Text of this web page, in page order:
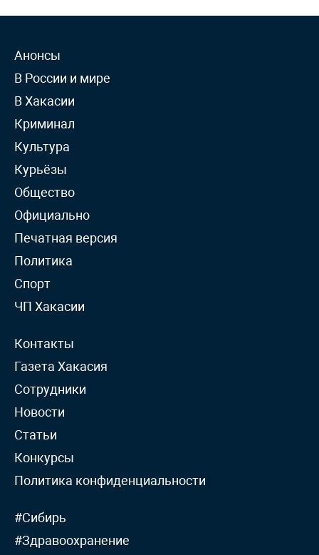
Анонсы
В России и мире
В Хакасии
Криминал
Культура
Курьёзы
Общество
Официально
Печатная версия
Политика
Спорт
ЧП Хакасии
Контакты
Газета Хакасия
Сотрудники
Новости
Статьи
Конкурсы
Политика конфиденциальности
#Сибирь
#Здравоохранение